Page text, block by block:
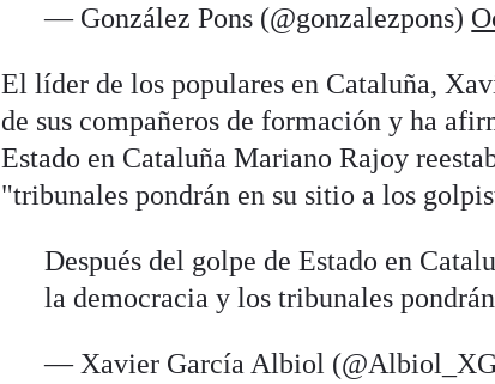
— González Pons (@gonzalezpons)
El líder de los populares en Cataluña,
de sus compañeros de formación y ha
Estado en Cataluña Mariano Rajoy
"tribunales pondrán en su sitio a los
Después del golpe de Estado en
la democracia y los tribunales
— Xavier García Albiol